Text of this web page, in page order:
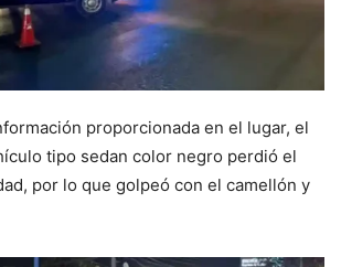
proporcionada en el lugar, el
tipo sedan color negro perdió el
por lo que golpeó con el camellón y